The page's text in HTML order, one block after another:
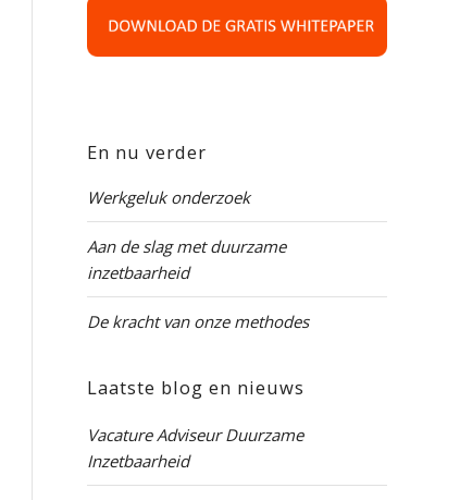
En nu verder
Werkgeluk onderzoek
Aan de slag met duurzame
inzetbaarheid
De kracht van onze methodes
Laatste blog en nieuws
Vacature Adviseur Duurzame
Inzetbaarheid